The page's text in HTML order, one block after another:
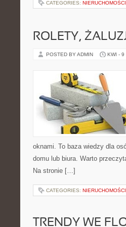
CATEGORIES: NIERUCHOMOŚCI
ROLETY,
POSTED BY ADMIN KWI - 9
oknami. To baza wiedzy dla
domu lub biura. Warto
Na stronie […]
CATEGORIES: NIERUCHOMOŚCI
TRENDY WE